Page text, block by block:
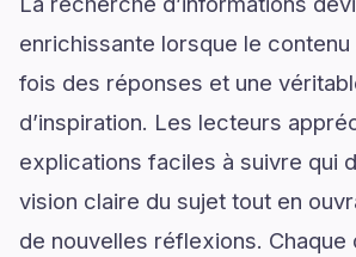
enrichissante lorsque le contenu
fois des réponses et une
d’inspiration. Les lecteurs
explications faciles à suivre qui
vision claire du sujet tout en
de nouvelles réflexions. Chaque